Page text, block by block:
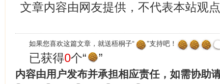
文章内容由网友提供，不代表本站观点
如果您喜欢这篇文章，就送梧桐子“ ”支持吧！
已获得0个“ ”
内容由用户发布并承担相应责任，如需协助